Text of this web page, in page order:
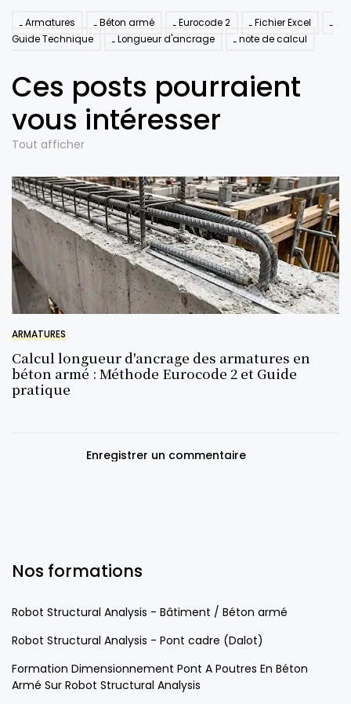
Armatures Béton armé Eurocode 2
Fichier Excel
Guide Technique
Longueur d'ancrage note de calcul
Ces posts pourraient
vous intéresser
Tout afficher
ARMATURES
Calcul longueur d'ancrage des armatures en
béton armé : Méthode Eurocode 2 et Guide
pratique
Enregistrer un commentaire
Nos formations
Robot Structural Analysis - Bâtiment / Béton armé
Robot Structural Analysis - Pont cadre (Dalot)
Formation Dimensionnement Pont A Poutres En Béton
Armé Sur Robot Structural Analysis